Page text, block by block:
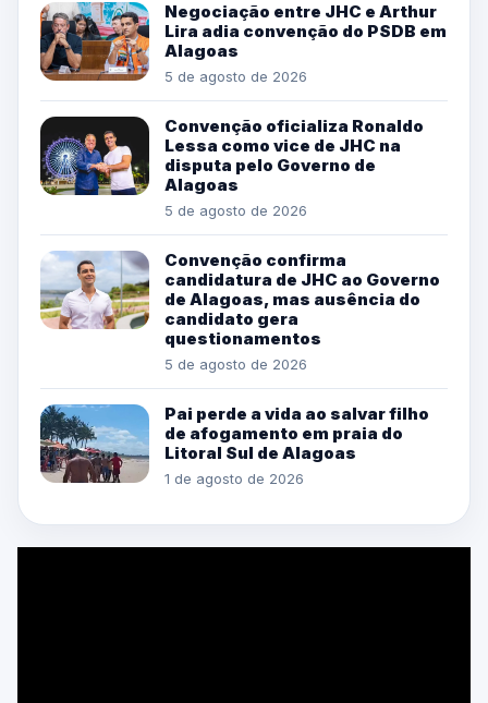
Negociação entre JHC e Arthur
Lira adia convenção do PSDB em
Alagoas
5 de agosto de 2026
Convenção oficializa Ronaldo
Lessa como vice de JHC na
disputa pelo Governo de
Alagoas
5 de agosto de 2026
Convenção confirma
candidatura de JHC ao Governo
de Alagoas, mas ausência do
candidato gera
questionamentos
5 de agosto de 2026
Pai perde a vida ao salvar filho
de afogamento em praia do
Litoral Sul de Alagoas
1 de agosto de 2026